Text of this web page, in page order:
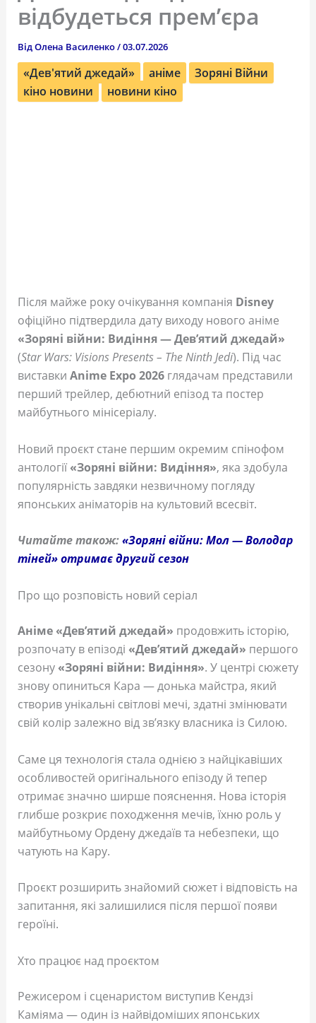
відбудеться прем’єра
ВідОлена Василенко/03.07.2026
«Дев'ятий джедай» аніме
Зоряні Війни
кіно новини
новини кіно
Після майже року очікування компанія Disney
офіційно підтвердила дату виходу нового аніме
«Зоряні війни: Видіння — Дев’ятий джедай»
(Star Wars: Visions Presents – The Ninth Jedi). Під час
виставки Anime Expo 2026глядачам представили
перший трейлер, дебютний епізод та постер
майбутнього мінісеріалу.
Новий проєкт стане першим окремим спінофом
антології«Зоряні війни: Видіння», яка здобула
популярність завдяки незвичному погляду
японських аніматорів на культовий всесвіт.
Читайте також:«Зоряні війни: Мол — Володар
тіней» отримає другий сезон
Про що розповість новий серіал
Аніме «Дев’ятий джедай» продовжить історію,
розпочату в епізоді «Дев’ятий джедай» першого
сезону«Зоряні війни: Видіння». У центрі сюжету
знову опиниться Кара — донька майстра, який
створив унікальні світлові мечі, здатні змінювати
свій колір залежно від зв’язку власника із Силою.
Саме ця технологія стала однією з найцікавіших
особливостей оригінального епізоду й тепер
отримає значно ширше пояснення. Нова історія
глибше розкриє походження мечів, їхню роль у
майбутньому Ордену джедаїв та небезпеки, що
чатують на Кару.
Проєкт розширить знайомий сюжет і відповість на
запитання, які залишилися після першої появи
героїні.
Хто працює над проєктом
Режисером і сценаристом виступив Кендзі
Каміяма — один із найвідоміших японських